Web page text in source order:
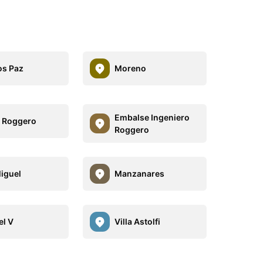
Paz Moreno
Embalse Ingeniero
Roggero
Manzanares
V Villa Astolfi